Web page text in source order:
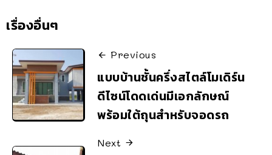
เรื่องอื่นๆ
Previous
แบบบ้านชั้นครึ่งสไตล์โมเดิร์น
ดีไซน์โดดเด่นมีเอกลักษณ์
พร้อมใต้ถุนสำหรับจอดรถ
Next